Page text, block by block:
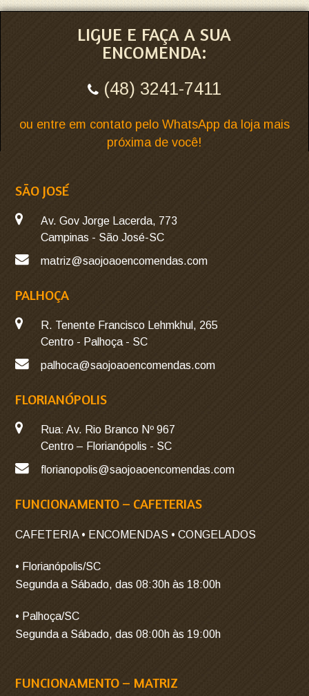
LIGUE E FAÇA A SUA
ENCOMENDA:
(48) 3241-7411
ou entre em contato pelo WhatsApp da loja mais
próxima de você!
SÃO JOSÉ
Av. Gov Jorge Lacerda, 773
Campinas - São José-SC
matriz@saojoaoencomendas.com
PALHOÇA
R. Tenente Francisco Lehmkhul, 265
Centro - Palhoça - SC
palhoca@saojoaoencomendas.com
FLORIANÓPOLIS
Rua: Av. Rio Branco Nº 967
Centro – Florianópolis - SC
florianopolis@saojoaoencomendas.com
FUNCIONAMENTO – CAFETERIAS
CAFETERIA • ENCOMENDAS • CONGELADOS
• Florianópolis/SC
Segunda a Sábado, das 08:30h às 18:00h
• Palhoça/SC
Segunda a Sábado, das 08:00h às 19:00h
FUNCIONAMENTO – MATRIZ